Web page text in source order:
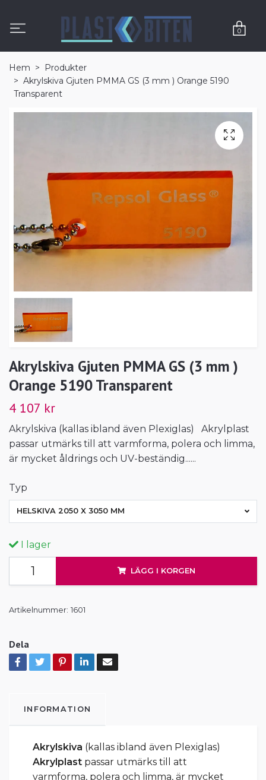
0
Hem
Produkter
Akrylskiva Gjuten PMMA GS (3 mm ) Orange 5190
Transparent
Akrylskiva Gjuten PMMA GS (3 mm )
Orange 5190 Transparent
4 107 kr
Akrylskiva (kallas ibland även Plexiglas) Akrylplast
passar utmärks till att varmforma, polera och limma,
är mycket åldrings och UV-beständig......
Typ
HELSKIVA 2050 X 3050 MM
I lager
LÄGG I KORGEN
Artikelnummer: 1601
Dela
INFORMATION
Akrylskiva (kallas ibland även Plexiglas)
Akrylplast passar utmärks till att
varmforma, polera och limma, är mycket